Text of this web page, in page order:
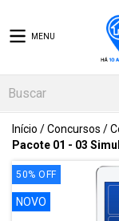
MENU
Início /Concursos /
Pacote 01 - 03
50% OFF
NOVO